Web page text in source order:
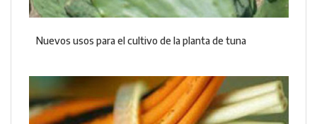
Nuevos usos para el cultivo de la planta de tuna